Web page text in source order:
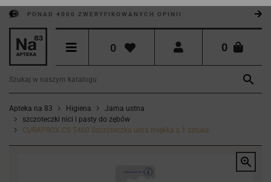
PONAD 4000 ZWERYFIKOWANYCH OPINII
0 0

Apteka na 83 Higiena
Jama ustna
szczoteczki nici i pasty do zębów
CURAPROX CS 5460 Szczoteczka ultra miękka x 1 sztuka
